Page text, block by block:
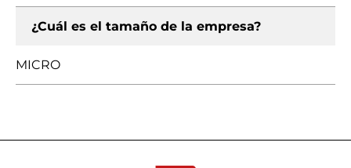
¿Cuál es el tamaño de la empresa?
MICRO